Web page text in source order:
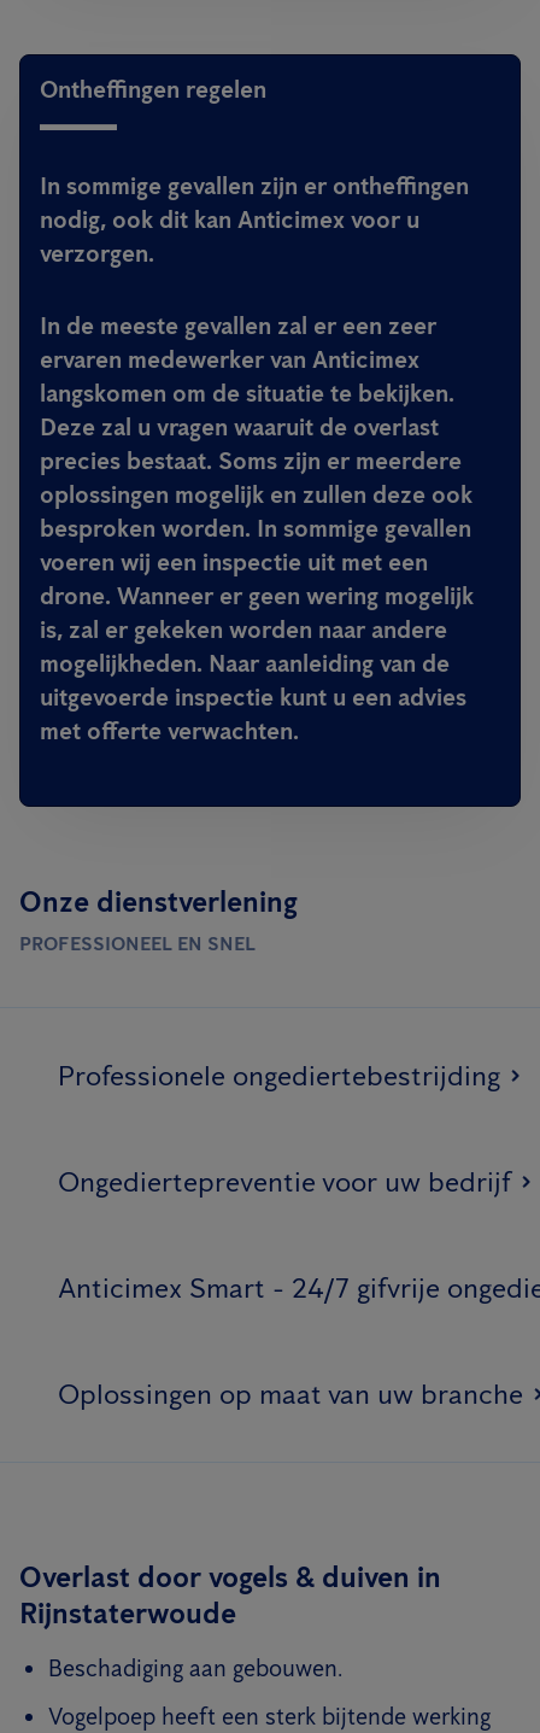
Ontheffingen regelen
In sommige gevallen zijn er ontheffingen
nodig, ook dit kan Anticimex voor u
verzorgen.
In de meeste gevallen zal er een zeer
ervaren medewerker van Anticimex
langskomen om de situatie te bekijken.
Deze zal u vragen waaruit de overlast
precies bestaat. Soms zijn er meerdere
oplossingen mogelijk en zullen deze ook
besproken worden. In sommige gevallen
voeren wij een inspectie uit met een
drone. Wanneer er geen wering mogelijk
is, zal er gekeken worden naar andere
mogelijkheden. Naar aanleiding van de
uitgevoerde inspectie kunt u een advies
met offerte verwachten.
Onze dienstverlening
PROFESSIONEEL EN SNEL
Professionele ongediertebestrijding
Ongediertepreventie voor uw bedrijf
Anticimex Smart - 24/7 gifvrije
Oplossingen op maat van uw branche
Overlast door vogels & duiven in
Rijnstaterwoude
Beschadiging aan gebouwen.
Vogelpoep heeft een sterk bijtende werking